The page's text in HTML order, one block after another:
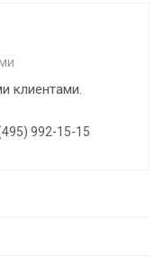
клиентами.
992-15-15